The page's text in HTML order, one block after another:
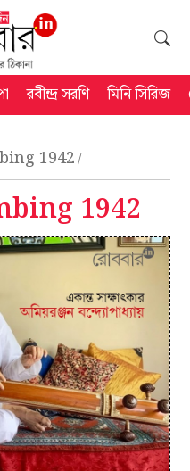
রবীন্দ্র সরণি মিনি সিরিজ
1942
1942